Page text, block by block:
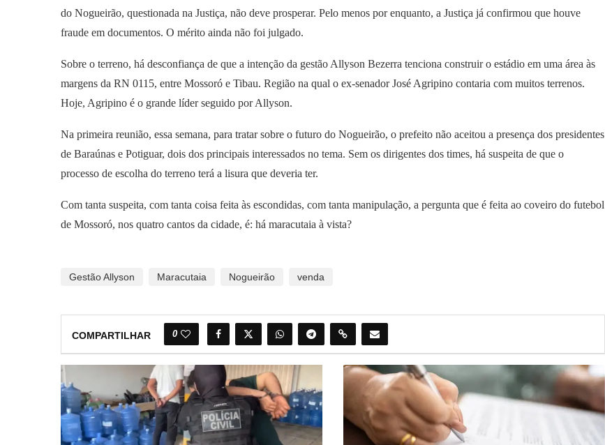
do Nogueirão, questionada na Justiça, não deve prosperar. Pelo menos por enquanto, a Justiça já confirmou que houve
fraude em documentos. O mérito ainda não foi julgado.
Sobre o terreno, há desconfiança de que a intenção da gestão Allyson Bezerra tenciona construir o estádio em uma área às
margens da RN 0115, entre Mossoró e Tibau. Região na qual o ex-senador José Agripino contaria com muitos terrenos.
Hoje, Agripino é o grande líder seguido por Allyson.
Na primeira reunião, essa semana, para tratar sobre o futuro do Nogueirão, o prefeito não aceitou a presença dos presidentes
de Baraúnas e Potiguar, dois dos principais interessados no tema. Sem os dirigentes dos times, há suspeita de que o
processo de escolha do terreno terá a lisura que deveria ter.
Com tanta suspeita, com tanta coisa feita às escondidas, com tanta manipulação, a pergunta que é feita ao coveiro do futebol
de Mossoró, nos quatro cantos da cidade, é: há maracutaia à vista?
Gestão Allyson Maracutaia Nogueirão venda
COMPARTILHAR 0